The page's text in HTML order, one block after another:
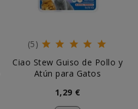
(5)
Ciao Stew Guiso de Pollo y
Atún para Gatos
1,29 €